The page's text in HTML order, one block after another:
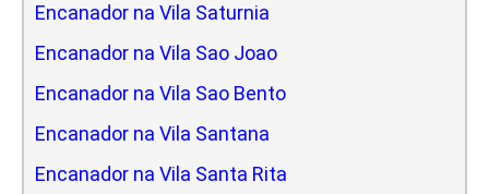
Encanador na Vila Saturnia
Encanador na Vila Sao Joao
Encanador na Vila Sao Bento
Encanador na Vila Santana
Encanador na Vila Santa Rita